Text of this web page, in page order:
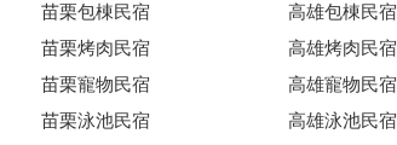
苗栗包棟民宿
苗栗烤肉民宿
苗栗寵物民宿
苗栗泳池民宿
高雄包棟民宿
高雄烤肉民宿
高雄寵物民宿
高雄泳池民宿